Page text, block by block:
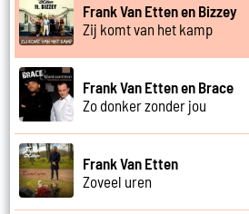
Frank Van Etten en Bizzey
Zij komt van het kamp
Frank Van Etten en Brace
Zo donker zonder jou
Frank Van Etten
Zoveel uren